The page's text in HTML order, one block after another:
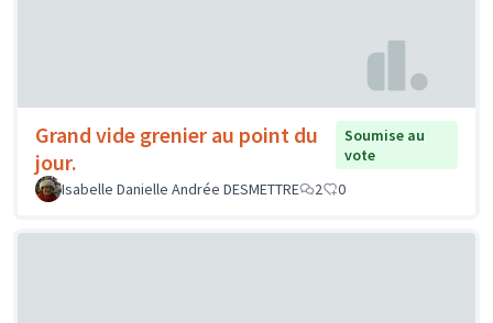
Grand vide grenier au point du
jour.
Soumise au
vote
Isabelle Danielle Andrée DESMETTRE
2 0